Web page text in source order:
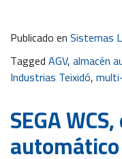
Publicado enSistemas
TaggedAGV,almacén
Industrias Teixidó,
SEGA
automático